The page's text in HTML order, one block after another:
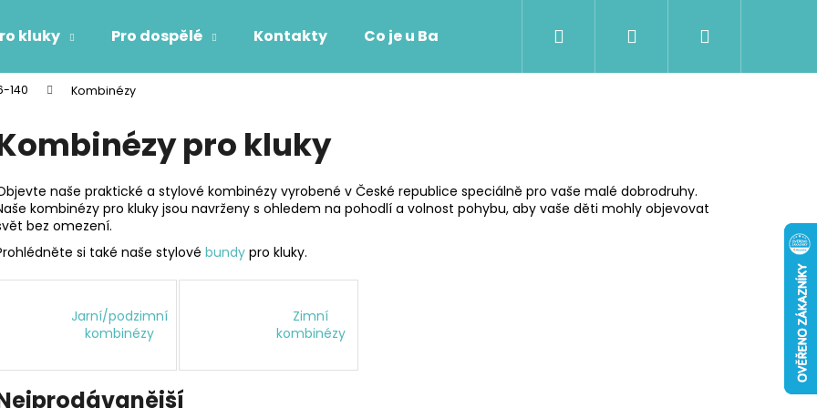
kluky Pro dospělé Kontakty Co je u Baji nového Přihlášení
140 Kombinézy
pro kluky
naše praktické a stylové kombinézy vyrobené v České republice speciálně pro vaše malé dobrodruhy.
kombinézy pro kluky jsou navrženy s ohledem na pohodlí a volnost pohybu, aby vaše děti mohly objevovat
bez omezení.
si také naše stylové bundy pro kluky.
Jarní/podzimní
kombinézy
Zimní
kombinézy
Co potřebujete najít?
Doporučujeme